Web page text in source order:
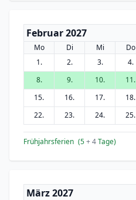
Februar 2027
Mo Di Mi Do
1.
2. 3. 4.
8.
9. 10. 11.
15.
16. 17. 18.
22.
23. 24. 25.
Frühjahrsferien (5+ 4Tage)
März 2027